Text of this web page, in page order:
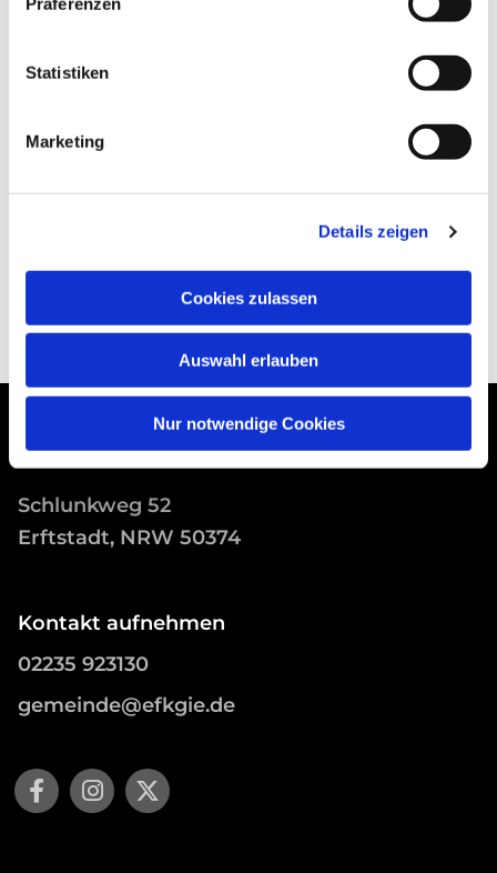
Statistiken
Marketing
Details zeigen
Cookies zulassen
Auswahl erlauben
Nur notwendige Cookies
Schlunkweg 52
Erftstadt, NRW 50374
Kontakt aufnehmen
02235 923130
gemeinde@efkgie.de